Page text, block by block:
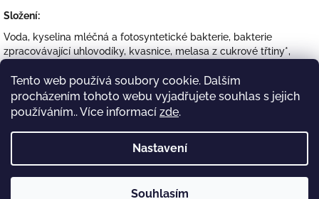
Tento web používá soubory cookie. Dalším
procházením tohoto webu vyjadřujete souhlas s jejich
používáním.. Více informací zde.
Nastavení
Souhlasím
Složení:
Voda, kyselina mléčná a fotosyntetické bakterie, bakterie
zpracovávající uhlovodíky, kvasnice, melasa z cukrové třtiny*,
kyselina**, kyselina fosforečná, mořské řasy, fermentační ocet*,
česnek*, chilli papričky*, kopřiva*, přeslička rolní*, alkohol
athoxilovaný. *z certifikovaného ekologického zemědělství
Uchovávejte mimo dosah dětí a domácích zvířat. Nevdechujte
Copyright 2026EM Green shop